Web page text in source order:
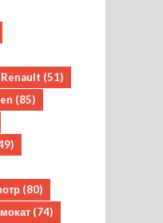
Renault (51)
(85)
(80)
(74)